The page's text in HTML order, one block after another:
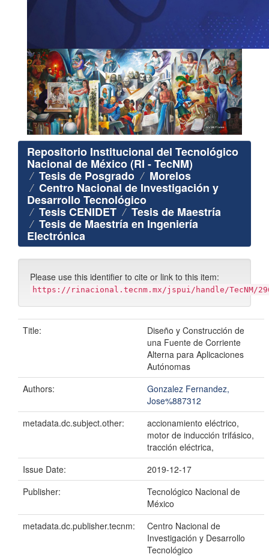
Repositorio Institucional del Tecnológico
Nacional de México (RI - TecNM)
Tesis de Posgrado Morelos
Centro Nacional de Investigación y
Desarrollo Tecnológico
Tesis CENIDET Tesis de Maestría
Tesis de Maestría en Ingeniería
Electrónica
Please use this identifier to cite or link to this item:
https://rinacional.tecnm.mx/jspui/handle/TecNM/
Title:
Diseño y Construcción de
una Fuente de Corriente
Alterna para Aplicaciones
Autónomas
Authors:
Gonzalez Fernandez,
Jose%887312
metadata.dc.subject.other:
accionamiento eléctrico,
motor de inducción trifásico,
tracción eléctrica,
Issue Date:
2019-12-17
Publisher:
Tecnológico Nacional de
México
metadata.dc.publisher.tecnm:
Centro Nacional de
Investigación y Desarrollo
Tecnológico